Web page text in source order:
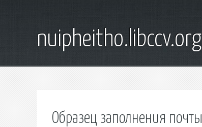
nuipheitho.libccv.org
Образец заполнения почты